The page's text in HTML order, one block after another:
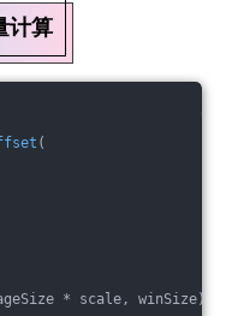
计算
(
* scale, winSize);